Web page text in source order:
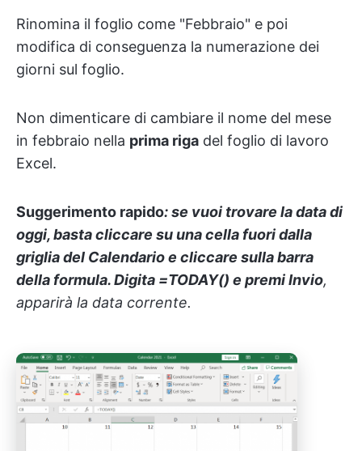
Rinomina il foglio come "Febbraio" e poi
modifica di conseguenza la numerazione dei
giorni sul foglio.
Non dimenticare di cambiare il nome del mese
in febbraio nella prima riga del foglio di lavoro
Excel.
Suggerimento rapido: se vuoi trovare la data di
oggi, basta cliccare su una cella fuori dalla
griglia del Calendario e cliccare sulla barra
della formula. Digita =TODAY() e premiInvio,
apparirà la data corrente.